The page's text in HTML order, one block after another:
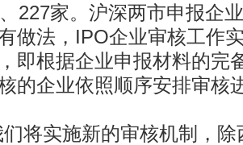
227家。沪深两市申报企
做法，IPO企业审核工作
即根据企业申报材料的完
的企业依照顺序安排审核
实施新的审核机制，除